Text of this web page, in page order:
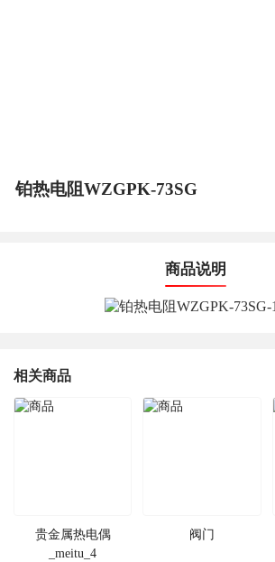
铂热电阻WZGPK-73SG
商品说明
相关商品
贵金属热电偶
_meitu_4
阀门